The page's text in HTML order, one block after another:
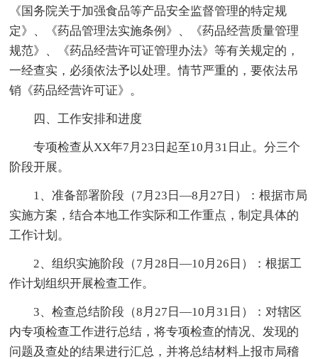
《国务院关于加强食品等产品安全监督管理的特定规
定》、《药品管理法实施条例》、《药品经营质量管理
规范》、《药品经营许可证管理办法》等有关规定的，
一经查实，必须依法予以处理。情节严重的，要依法吊
销《药品经营许可证》。
四、工作安排和进度
专项检查从XX年7月23日起至10月31日止。分三个
阶段开展。
1、准备部署阶段（7月23日—8月27日）：根据市局
实施方案，结合本地工作实际和工作重点，制定具体的
工作计划。
2、组织实施阶段（7月28日—10月26日）：根据工
作计划组织开展检查工作。
3、检查总结阶段（8月27日—10月31日）：对辖区
内专项检查工作进行总结，将专项检查的情况、发现的
问题及查处的结果进行汇总，并将总结材料上报市局稽